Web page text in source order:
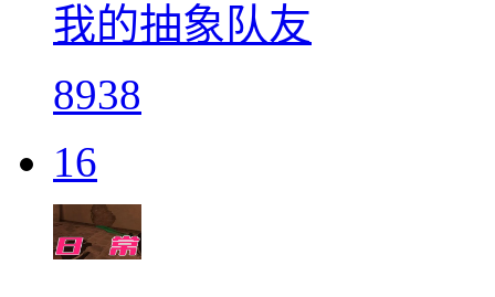
我的抽象队友
8938
16